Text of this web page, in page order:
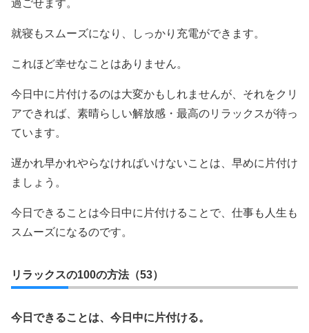
過ごせます。
就寝もスムーズになり、しっかり充電ができます。
これほど幸せなことはありません。
今日中に片付けるのは大変かもしれませんが、それをクリ
アできれば、素晴らしい解放感・最高のリラックスが待っ
ています。
遅かれ早かれやらなければいけないことは、早めに片付け
ましょう。
今日できることは今日中に片付けることで、仕事も人生も
スムーズになるのです。
リラックスの100の方法（53）
今日できることは、今日中に片付ける。